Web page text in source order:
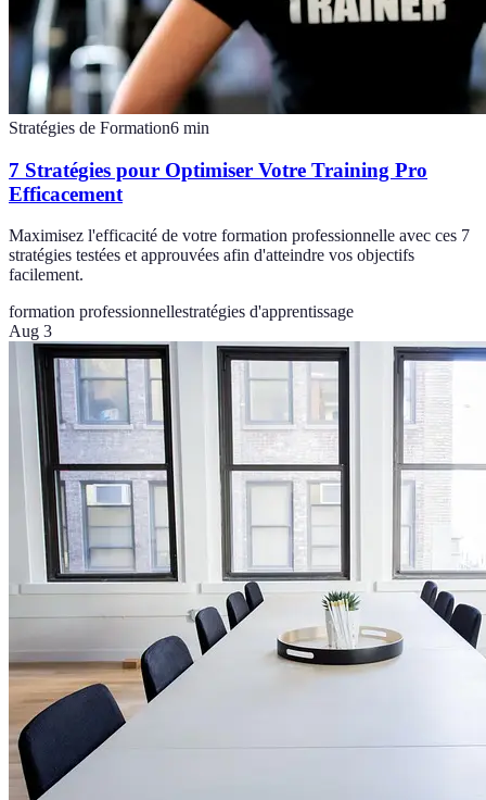
Stratégies de Formation6 min
7 Stratégies pour Optimiser Votre Training Pro
Efficacement
Maximisez l'efficacité de votre formation professionnelle avec ces 7
stratégies testées et approuvées afin d'atteindre vos objectifs
facilement.
formation professionnellestratégies d'apprentissage
Aug 3